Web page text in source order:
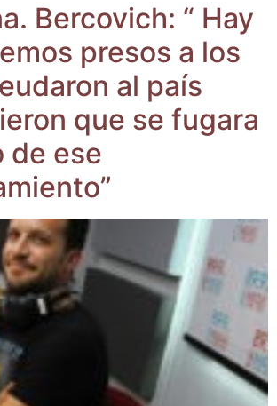
Ber­co­vich: “ Hay
pre­sos a los
al país
que se fuga­ra
de ese